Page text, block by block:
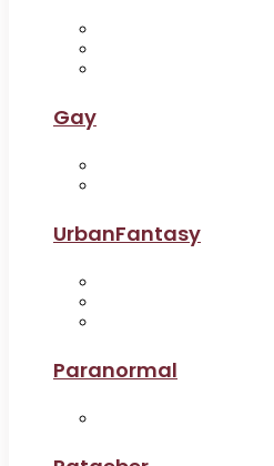
Gay
UrbanFantasy
Paranormal